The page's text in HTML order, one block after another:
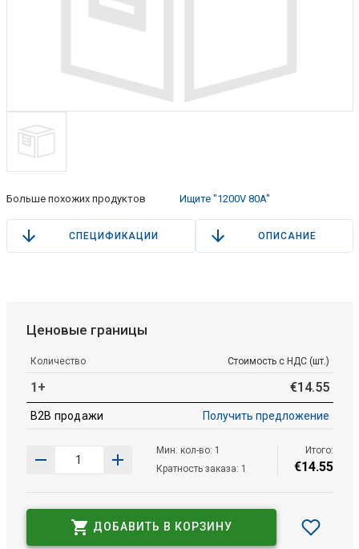
Больше похожих продуктов Ищите "1200V 80A"
СПЕЦИФИКАЦИИ ОПИСАНИЕ
Ценовые границы
Количество Стоимость с НДС (шт.)
1+ €14.55
B2B продажи Получить предложение
Мин. кол-во: 1
Кратность заказа: 1
Итого:
€14.55
ДОБАВИТЬ В КОРЗИНУ